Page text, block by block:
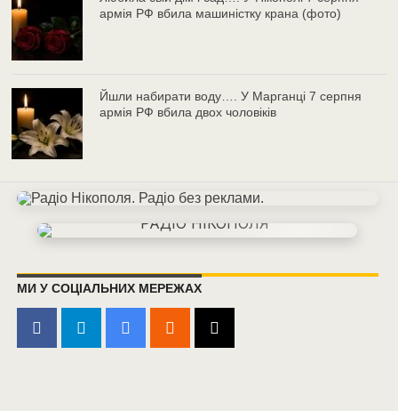
армія РФ вбила машиністку крана (фото)
Йшли набирати воду…. У Марганці 7 серпня
армія РФ вбила двох чоловіків
МИ У СОЦІАЛЬНИХ МЕРЕЖАХ